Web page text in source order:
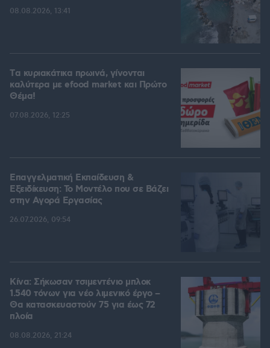
08.08.2026, 13:41
Tα κυριακάτικα πρωινά, γίνονται
καλύτερα με efood market και Πρώτο
Θέμα!
07.08.2026, 12:25
Επαγγελματική Εκπαίδευση &
Εξειδίκευση: Το Mοντέλο που σε Bάζει
στην Aγορά Eργασίας
26.07.2026, 09:54
Κίνα: Σήκωσαν τσιμεντένιο μπλοκ
1.540 τόνων για νέο λιμενικό έργο –
Θα κατασκευαστούν 75 για έως 72
πλοία
08.08.2026, 21:24